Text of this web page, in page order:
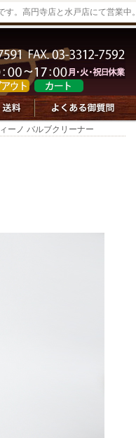
。高円寺店と水戸店にて営業中。
ーノ バルブクリーナー